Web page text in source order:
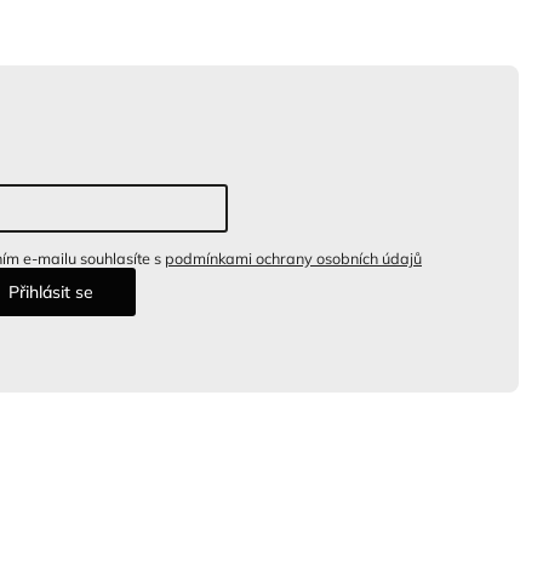
e-mailu souhlasíte s podmínkami ochrany osobních údajů
Přihlásit se